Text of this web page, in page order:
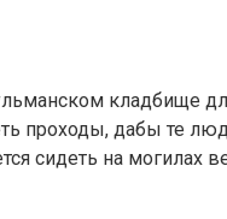
кладбище
проходы, дабы те
сидеть на могилах